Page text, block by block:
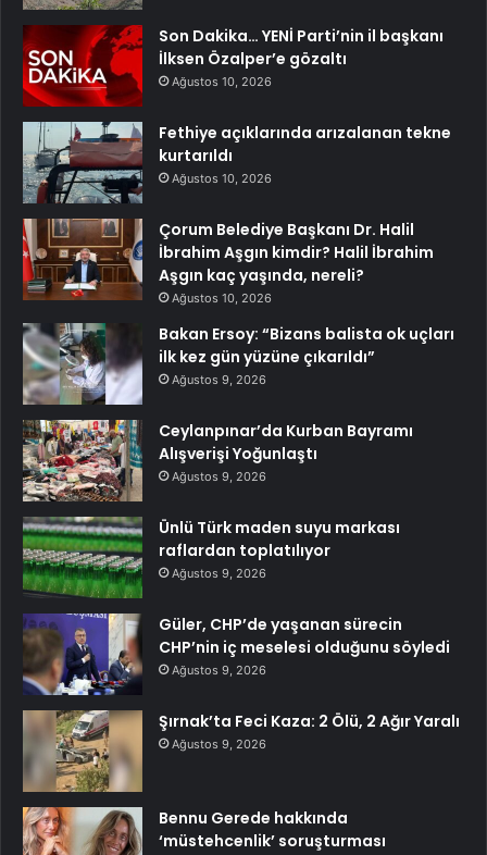
Son Dakika… YENİ Parti’nin il başkanı
İlksen Özalper’e gözaltı
Ağustos 10, 2026
Fethiye açıklarında arızalanan tekne
kurtarıldı
Ağustos 10, 2026
Çorum Belediye Başkanı Dr. Halil
İbrahim Aşgın kimdir? Halil İbrahim
Aşgın kaç yaşında, nereli?
Ağustos 10, 2026
Bakan Ersoy: “Bizans balista ok uçları
ilk kez gün yüzüne çıkarıldı”
Ağustos 9, 2026
Ceylanpınar’da Kurban Bayramı
Alışverişi Yoğunlaştı
Ağustos 9, 2026
Ünlü Türk maden suyu markası
raflardan toplatılıyor
Ağustos 9, 2026
Güler, CHP’de yaşanan sürecin
CHP’nin iç meselesi olduğunu söyledi
Ağustos 9, 2026
Şırnak’ta Feci Kaza: 2 Ölü, 2 Ağır Yaralı
Ağustos 9, 2026
Bennu Gerede hakkında
‘müstehcenlik’ soruşturması